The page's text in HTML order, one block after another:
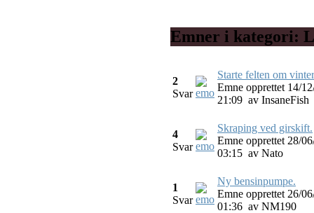
Emner i kategori:
2
Svar
Starte felten om
Emne opprettet 14/
21:09 av InsaneFish
4
Svar
Skraping ved girskift.
Emne opprettet 28/
03:15 av Nato
1
Svar
Ny bensinpumpe.
Emne opprettet 26/
01:36 av NM190